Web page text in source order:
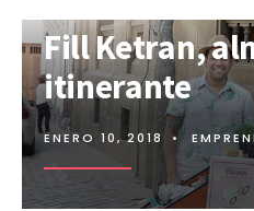
Fill Ketran,
itinerante
ENERO 10, 2018 •